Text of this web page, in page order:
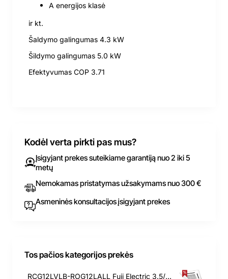
A energijos klasė
ir kt.
Šaldymo galingumas 4.3 kW
Šildymo galingumas 5.0 kW
Efektyvumas COP 3.71
Kodėl verta pirkti pas mus?
Įsigyjant prekes suteikiame garantiją nuo 2 iki 5
metų
Nemokamas pristatymas užsakymams nuo 300 €
Asmeninės konsultacijos įsigyjant prekes
Tos pačios kategorijos prekės
RCG12LVLB-ROG12LALL Fuji Electric 3.5/4.1 kW kasetinis oro kondicionierius